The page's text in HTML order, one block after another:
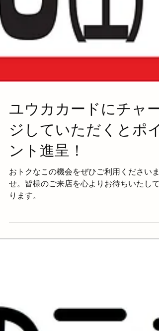
ユウカカードにチャー
ジしていただくとポイ
ント進呈！
おトクなこの機会をぜひご利用くださいま
せ。皆様のご来店を心よりお待ちいたして